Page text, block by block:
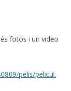
fotos i un video
pelis/pelicul.